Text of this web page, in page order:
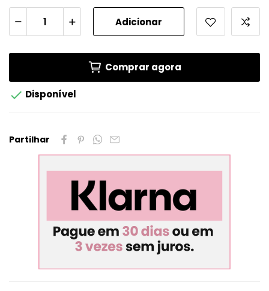
Adicionar
Comprar agora
 Disponível
Partilhar